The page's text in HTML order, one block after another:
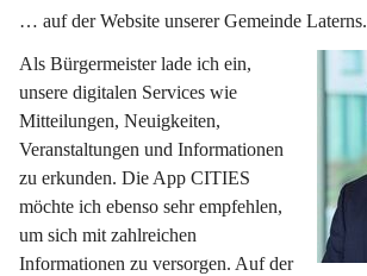
… auf der Website unserer Gemeinde Laterns.
Als Bürgermeister lade ich ein,
unsere digitalen Services wie
Mitteilungen, Neuigkeiten,
Veranstaltungen und Informationen
zu erkunden. Die App CITIES
möchte ich ebenso sehr empfehlen,
um sich mit zahlreichen
Informationen zu versorgen. Auf der